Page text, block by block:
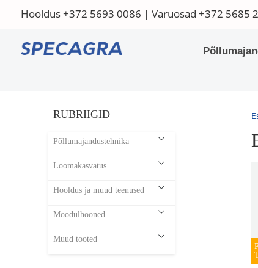
Hooldus+372 5693 0086 | Varuosad +372 5685
RUBRIIGID
Põllumajandustehnika
Loomakasvatus
Hooldus ja muud teenused
Moodulhooned
Muud tooted